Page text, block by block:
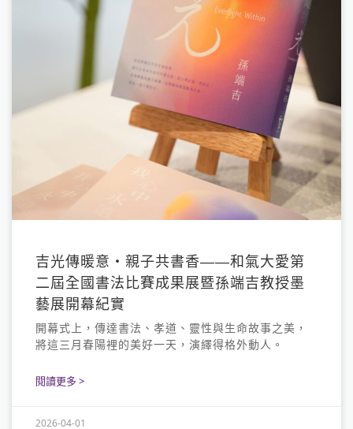
吉光傳暖意・親子共書香——和氣大愛第
二屆全國書法比賽成果展暨孫端吉教授墨
藝展開幕紀實
開幕式上，傳達書法、孝道、靈性與生命故事之美，
將這三月春陽裡的美好一天，演繹得格外動人。
閱讀更多 >
2026-04-01